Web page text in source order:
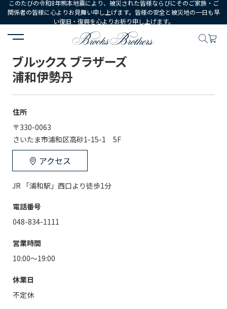
このたびの令和8年熊本地震により、被災された皆様ならびにそのご家族・ご
関係者の皆様に心よりお見舞い申し上げます。皆様の安全と被災地の一日も早
い復旧・復興を心よりお祈り申し上げます。
HOME ブルックス ブラザーズ 浦和伊勢丹
ブルックス ブラザーズ
浦和伊勢丹
住所
〒330-0063
さいたま市浦和区高砂1-15-1　5F
アクセス
JR 「浦和駅」西口より徒歩1分
電話番号
048-834-1111
営業時間
10:00～19:00
休業日
不定休